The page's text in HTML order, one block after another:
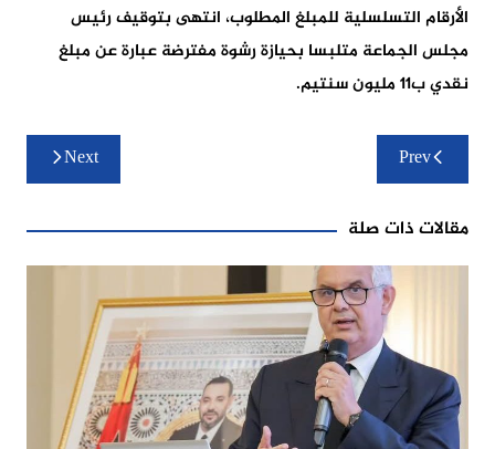
الأرقام التسلسلية للمبلغ المطلوب، انتهى بتوقيف رئيس
مجلس الجماعة متلبسا بحيازة رشوة مفترضة عبارة عن مبلغ
نقدي ب11 مليون سنتيم.
تصفّح
المقالاتPrev
Next
مقالات ذات صلة